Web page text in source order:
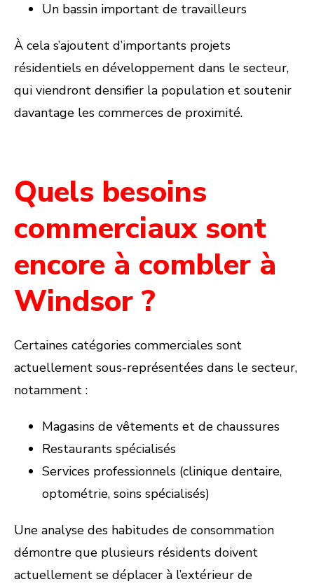
Un bassin important de travailleurs
À cela s’ajoutent d’importants projets
résidentiels en développement dans le secteur,
qui viendront densifier la population et soutenir
davantage les commerces de proximité.
Quels besoins
commerciaux sont
encore à combler à
Windsor ?
Certaines catégories commerciales sont
actuellement sous-représentées dans le secteur,
notamment :
Magasins de vêtements et de chaussures
Restaurants spécialisés
Services professionnels (clinique dentaire,
optométrie, soins spécialisés)
Une analyse des habitudes de consommation
démontre que plusieurs résidents doivent
actuellement se déplacer à l’extérieur de